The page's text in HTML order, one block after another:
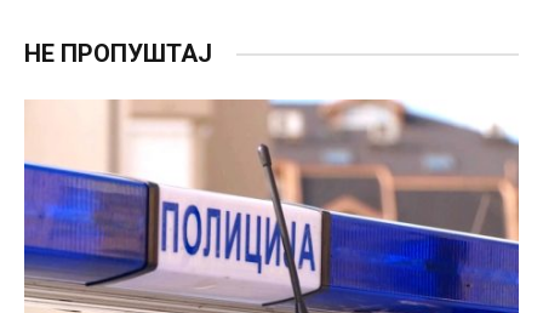
НЕ ПРОПУШТАЈ